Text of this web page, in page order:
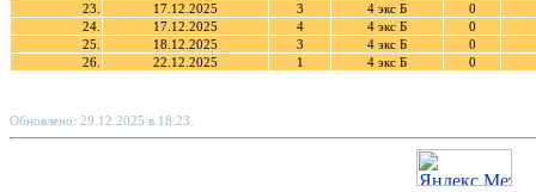
23.
17.12.2025 3 4 экс Б
0
24.
17.12.2025 4 4 экс Б
0
25.
18.12.2025 3 4 экс Б
0
26.
22.12.2025 1 4 экс Б 0
Обновлено: 29.12.2025 в 18:23.